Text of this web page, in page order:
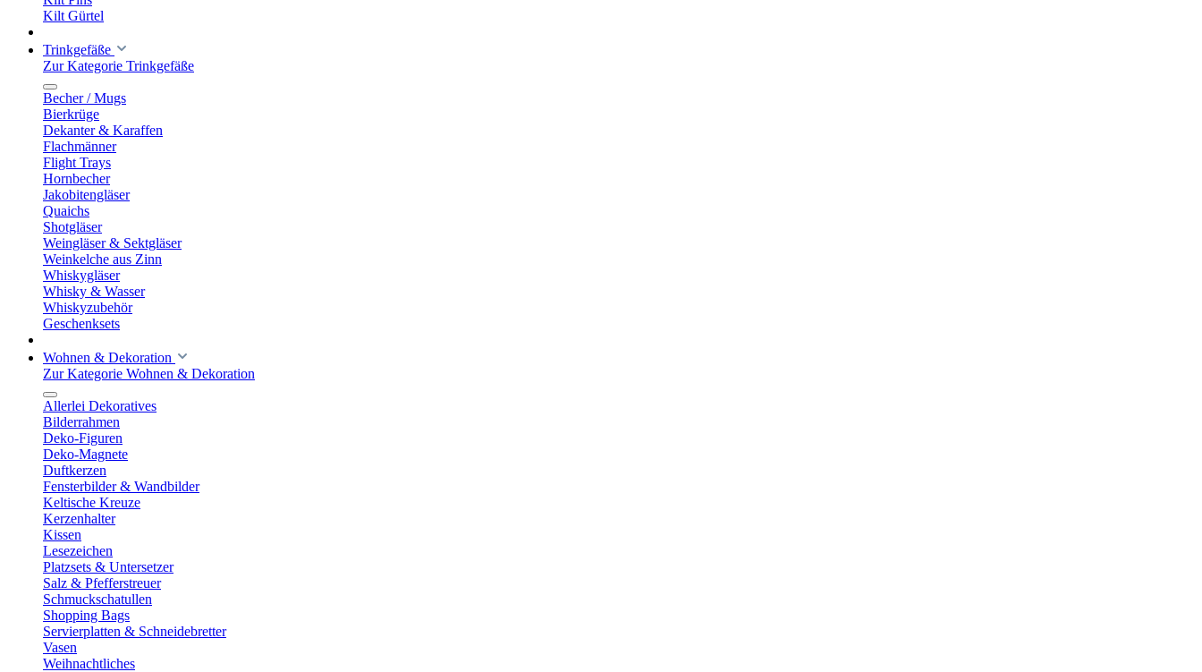
Kilt Gürtel
Trinkgefäße
Zur Kategorie Trinkgefäße
Becher / Mugs
Bierkrüge
Dekanter & Karaffen
Flachmänner
Flight Trays
Hornbecher
Jakobitengläser
Quaichs
Shotgläser
Weingläser & Sektgläser
Weinkelche aus Zinn
Whiskygläser
Whisky & Wasser
Whiskyzubehör
Geschenksets
Wohnen & Dekoration
Zur Kategorie Wohnen & Dekoration
Allerlei Dekoratives
Bilderrahmen
Deko-Figuren
Deko-Magnete
Duftkerzen
Fensterbilder & Wandbilder
Keltische Kreuze
Kerzenhalter
Kissen
Lesezeichen
Platzsets & Untersetzer
Salz & Pfefferstreuer
Schmuckschatullen
Shopping Bags
Servierplatten & Schneidebretter
Vasen
Weihnachtliches